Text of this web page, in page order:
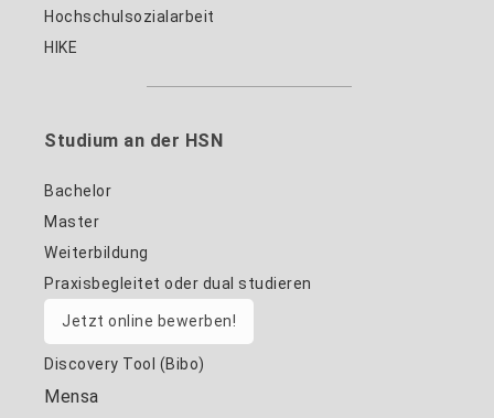
Hochschulsozialarbeit
HIKE
Studium an der HSN
Bachelor
Master
Weiterbildung
Praxisbegleitet oder dual studieren
Jetzt online bewerben!
Discovery Tool (Bibo)
Mensa